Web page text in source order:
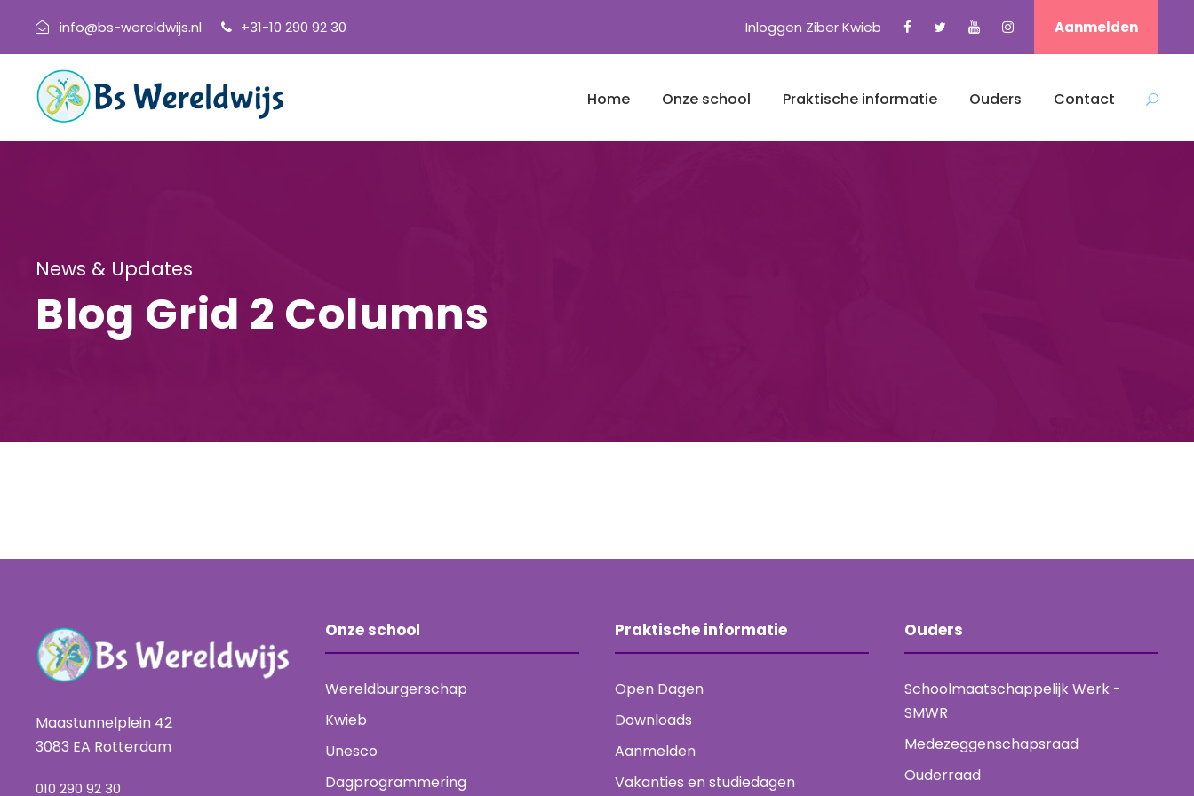
info@bs-wereldwijs.nl +31-10 290 92 30 Inloggen Ziber Kwieb Aanmelden
Home Onze school Praktische informatie Ouders Contact
News & Updates
Blog Grid 2 Columns
Maastunnelplein 42
3083 EA Rotterdam
010 290 92 30
Onze school
Wereldburgerschap
Kwieb
Unesco
Dagprogrammering
Praktische informatie
Open Dagen
Downloads
Aanmelden
Vakanties en studiedagen
Ouders
Schoolmaatschappelijk Werk -
SMWR
Medezeggenschapsraad
Ouderraad